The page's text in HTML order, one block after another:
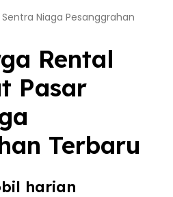
Rental
Pasar
Terbaru
harian